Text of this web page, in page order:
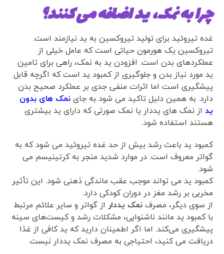
چرا به نمک، ید اضافه می کنند؟
غده تیروئید برای تولید تیروکسین به ید نیازمند است.
تیروکسین یک هورمون حیاتی است که عامل خیلی از
عملکردهای بدن است. افزودن ید به نمک، راهی برای تامین
ید مورد نیاز بدن و جلوگیری از کمبود ید است که اگرچه قابل
پیشگیری است اما اثرات منفی جدی بر عملکرد صحیح بدن
دارد. به همین دلیل تاکید می شود به جاینمک های بدون
ید از نمک های یددار یا نمک صورتی که دارای ید بیشتری
هستند استفاده شود.
کمبود ید باعث رشد بیش از حد غده تیروئید می شود که به
گواتر معروف است. در موارد شدید منجر به کرتینیسم می
شود.
کمبود ید می تواند موجب عقب ماندگی ذهنی شود. این تأثیر
مخربی بر رشد مغز در دوران کودکی دارد.
از سوی دیگر، مصرفنمک یددار از گواتر و سایر علائم مرتبط
با کمبود ید مانند ناشنوایی، مشکلات رشد و کیست‌های سینه
پیشگیری می‌کند. اما اگر اطمینان دارید که ید کافی از غذا
دریافت می کنید، احتیاجی به مصرف نمک یددار نیست.